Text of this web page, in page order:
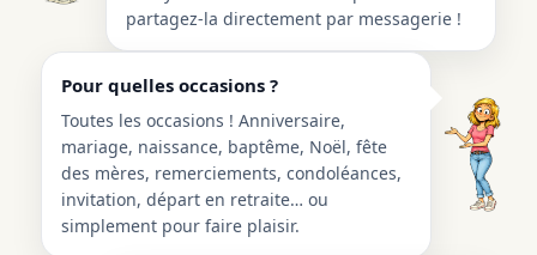
partagez-la directement par messagerie !
Pour quelles occasions ?
Toutes les occasions ! Anniversaire,
mariage, naissance, baptême, Noël, fête
des mères, remerciements, condoléances,
invitation, départ en retraite… ou
simplement pour faire plaisir.